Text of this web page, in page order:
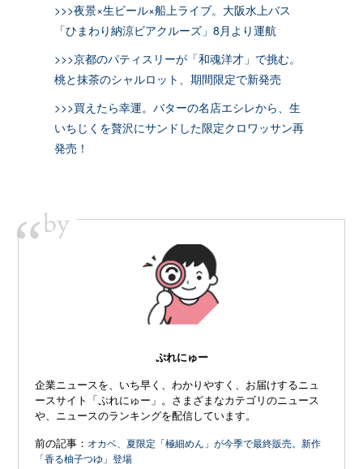
>>>夜景×生ビール×船上ライブ。大阪水上バス
「ひまわり納涼ビアクルーズ」8月より運航
>>>京都のパティスリーが「和魂洋才」で挑む。
桃と抹茶のシャルロット、期間限定で新発売
>>>買えたら幸運。バターの名店エシレから、生
いちじくを贅沢にサンドした限定クロワッサン再
発売！
“by
ぷれにゅー
企業ニュースを、いち早く、わかりやすく、お届けするニュ
ースサイト「ぷれにゅー」。さまざまなカテゴリのニュース
や、ニュースのランキングを配信しています。
前の記事： オカベ、夏限定「極細めん」が今季で最終販売。新作
「香る柚子つゆ」登場